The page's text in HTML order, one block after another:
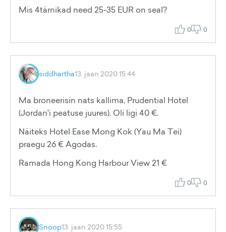
Mis 4tärnikad need 25-35 EUR on seal?
0 0
siddhartha13. jaan 2020 15:44
Ma broneerisin nats kallima, Prudential Hotel
(Jordan'i peatuse juures). Oli ligi 40 €.
Näiteks Hotel Ease Mong Kok (Yau Ma Tei)
praegu 26 € Agodas.
Ramada Hong Kong Harbour View 21 €
0 0
Snoop13. jaan 2020 15:55